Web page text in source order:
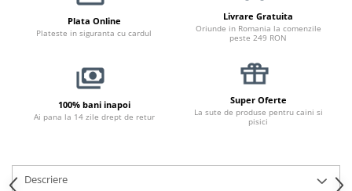
Diete Veterinare Pisică
Uscată
Recompense Pisici
Pernuțe
Umede
Plata Online
Plateste in siguranta cu cardul
Livrare Gratuita
Oriunde in Romania la comenzile
peste 249 RON
100% bani inapoi
Ai pana la 14 zile drept de retur
Super Oferte
La sute de produse pentru caini si
pisici
Descriere